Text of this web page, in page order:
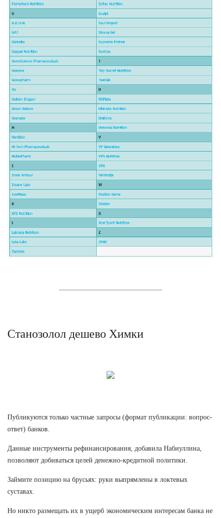
Станозолол дешево Химки
Публикуются только частные запросы (формат публикации: вопрос-
ответ) банков.
Данные инструменты рефинансирования, добавила Набиуллина,
позволяют добиваться целей денежно-кредитной политики.
Займите позицию на брусьях: руки выпрямлены в локтевых
суставах.
Но никто размещать их в ущерб экономическим интересам банка не